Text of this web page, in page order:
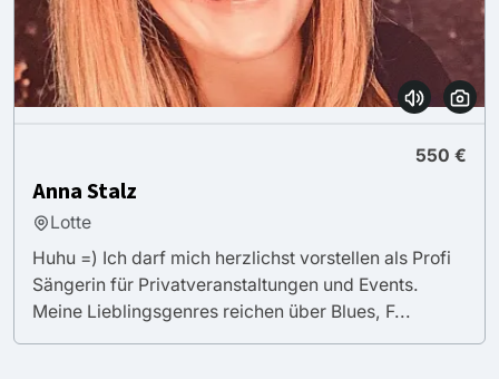
550 €
Anna Stalz
Lotte
Huhu =) Ich darf mich herzlichst vorstellen als Profi
Sängerin für Privatveranstaltungen und Events.
Meine Lieblingsgenres reichen über Blues, F...